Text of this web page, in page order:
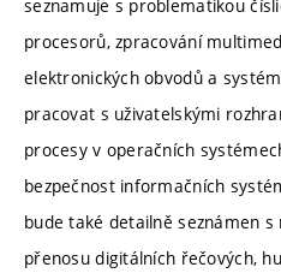
seznamuje s problematikou
procesorů, zpracování
elektronických obvodů a
pracovat s uživatelskými
procesy v operačních
bezpečnost informačních
bude také detailně seznámen
přenosu digitálních řečových,